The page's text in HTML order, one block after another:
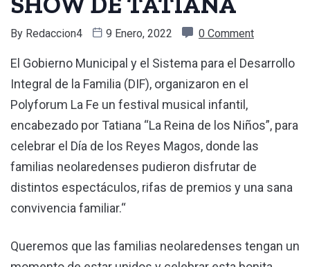
By Redaccion4 9 Enero, 2022 0 Comment
El Gobierno Municipal y el Sistema para el Desarrollo
Integral de la Familia (DIF), organizaron en el
Polyforum La Fe un festival musical infantil,
encabezado por Tatiana “La Reina de los Niños”, para
celebrar el Día de los Reyes Magos, donde las
familias neolaredenses pudieron disfrutar de
distintos espectáculos, rifas de premios y una sana
convivencia familiar.“
Queremos que las familias neolaredenses tengan un